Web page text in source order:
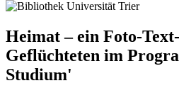
Heimat – ein Foto-
Geflüchteten im
Studium'